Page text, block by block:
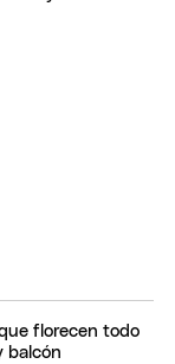
florecen todo
balcón